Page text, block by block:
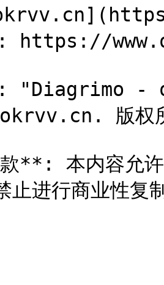
: https://
: "Diagrimo -
版权
**: 本内容允